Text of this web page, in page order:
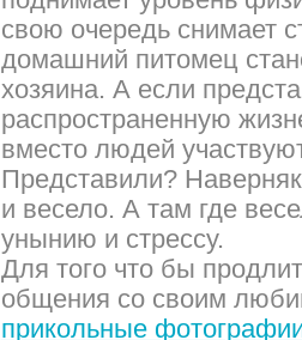
свою очередь снимает
домашний питомец
хозяина. А если
распространенную
вместо людей
Представили?
и весело. А там где
унынию и стрессу.
Для того что бы
общения со своим
прикольные